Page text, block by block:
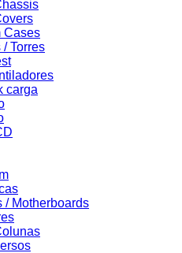
Cases
Torres
carga
/ Motherboards